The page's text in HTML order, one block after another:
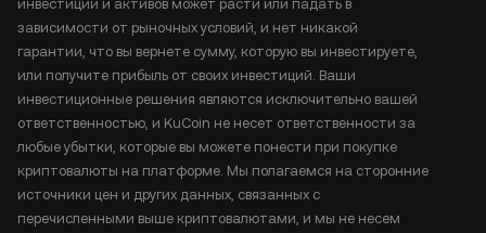
инвестиций и активов может расти или падать в
зависимости от рыночных условий, и нет никакой
гарантии, что вы вернете сумму, которую вы инвестируете,
или получите прибыль от своих инвестиций. Ваши
инвестиционные решения являются исключительно вашей
ответственностью, и KuCoin не несет ответственности за
любые убытки, которые вы можете понести при покупке
криптовалюты на платформе. Мы полагаемся на сторонние
источники цен и других данных, связанных с
перечисленными выше криптовалютами, и мы не несем